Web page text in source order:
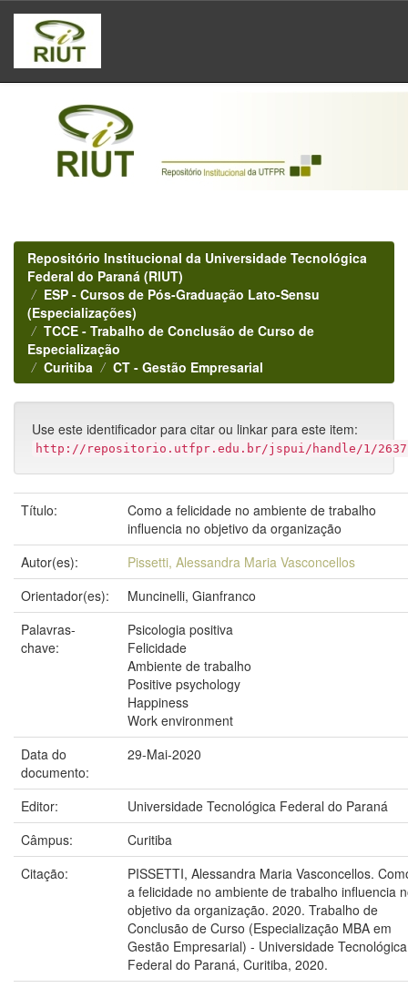
Skip
navigation
Repositório Institucional da Universidade Tecnológica
Federal do Paraná (RIUT)
ESP - Cursos de Pós-Graduação Lato-Sensu
(Especializações)
TCCE - Trabalho de Conclusão de Curso de
Especialização
Curitiba
CT - Gestão Empresarial
Use este identificador para citar ou linkar para este item:
http://repositorio.utfpr.edu.br/jspui/handle/1/
Título:
Como a felicidade no ambiente de trabalho
influencia no objetivo da organização
Autor(es):
Pissetti, Alessandra Maria Vasconcellos
Orientador(es):
Muncinelli, Gianfranco
Palavras-
chave:
Psicologia positiva
Felicidade
Ambiente de trabalho
Positive psychology
Happiness
Work environment
Data do
documento:
29-Mai-2020
Editor:
Universidade Tecnológica Federal do Paraná
Câmpus:
Curitiba
Citação:
PISSETTI, Alessandra Maria Vasconcellos.
a felicidade no ambiente de trabalho influencia
objetivo da organização. 2020. Trabalho de
Conclusão de Curso (Especialização MBA em
Gestão Empresarial) - Universidade Tecnológica
Federal do Paraná, Curitiba, 2020.